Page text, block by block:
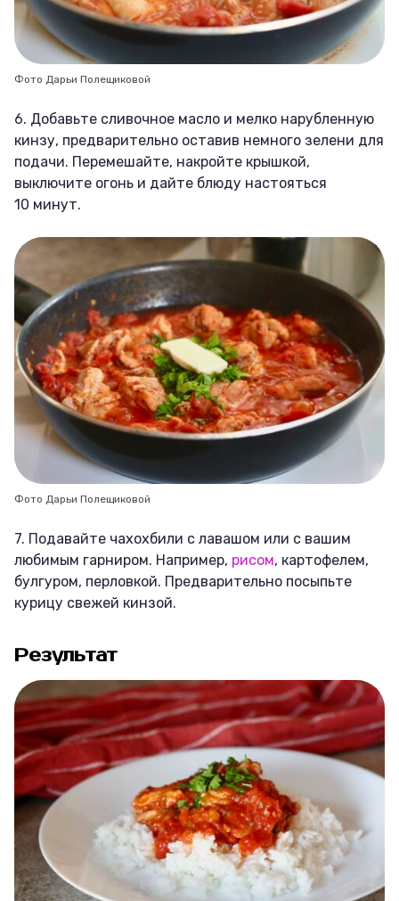
Фото Дарьи Полещиковой
6. Добавьте сливочное масло и мелко нарубленную
кинзу, предварительно оставив немного зелени для
подачи. Перемешайте, накройте крышкой,
выключите огонь и дайте блюду настояться
10 минут.
Фото Дарьи Полещиковой
7. Подавайте чахохбили с лавашом или с вашим
любимым гарниром. Например, рисом, картофелем,
булгуром, перловкой. Предварительно посыпьте
курицу свежей кинзой.
Результат